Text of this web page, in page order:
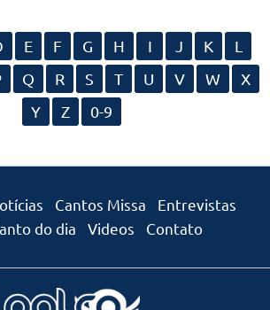
E F G H I J K
L
Q R S T U V W
X
Y
Z 0-9
Cantos Missa
Entrevistas
do dia Videos Contato